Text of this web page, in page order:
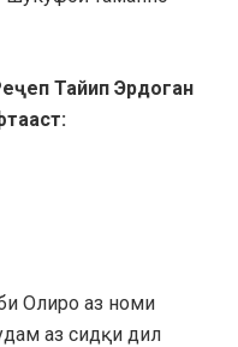
Тайип Эрдоган
Олиро аз номи
аз сидқи дил